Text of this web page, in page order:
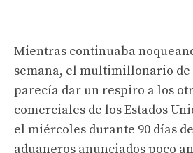
Mientras continuaba
semana, el multimillonario de
parecía dar un respiro a los
comerciales de los Estados
el miércoles durante 90 días
aduaneros anunciados poco